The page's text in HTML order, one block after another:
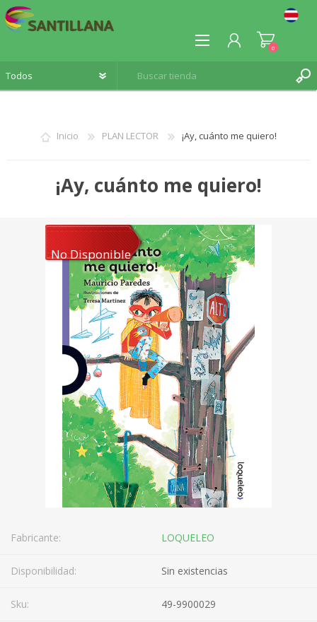
INICIA SESIÓN
0
Inicio PLAN LECTOR ¡Ay, cuánto me quiero!
¡Ay, cuánto me quiero!
No Disponible
Fabricante: LOQUELEO
Disponibilidad: Sin existencias
Sku: 49-9900029